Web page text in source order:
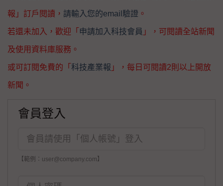
報」訂戶閱讀， 請輸入您的email驗證 。
若還未加入，歡迎「 申請加入科技會員 」，可閱讀全站新聞
及使用資料庫服務。
或可訂閱免費的「 科技產業報 」，每日可閱讀2則以上開放
新聞。
會員登入
【範例：user@company.com】